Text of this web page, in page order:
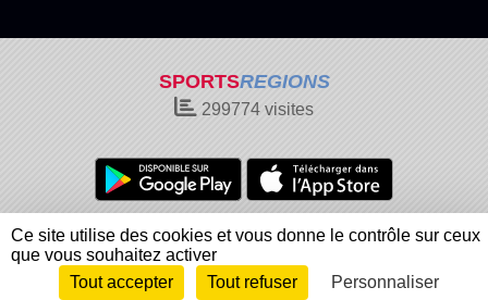
SPORTSREGIONS
299774 visites
Charte cookies
Gestion des cookies
Informations légales
Signaler un contenu inapproprié
Envie de participer ?
Connexion
Ce site utilise des cookies et vous donne le contrôle sur ceux
que vous souhaitez activer
Tout accepter
Tout refuser Personnaliser